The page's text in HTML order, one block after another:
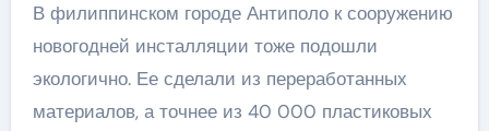
В филиппинском городе Антиполо к сооружению
новогодней инсталляции тоже подошли
экологично. Ее сделали из переработанных
материалов, а точнее из 40 000 пластиковых